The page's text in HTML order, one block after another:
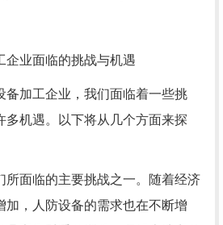
企业面临的挑战与机遇
备加工企业，我们面临着一些挑
多机遇。以下将从几个方面来探
所面临的主要挑战之一。随着经济
加，人防设备的需求也在不断增